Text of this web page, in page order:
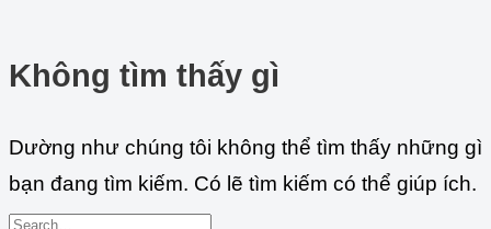
Không tìm thấy gì
Dường như chúng tôi không thể tìm thấy những gì
bạn đang tìm kiếm. Có lẽ tìm kiếm có thể giúp ích.